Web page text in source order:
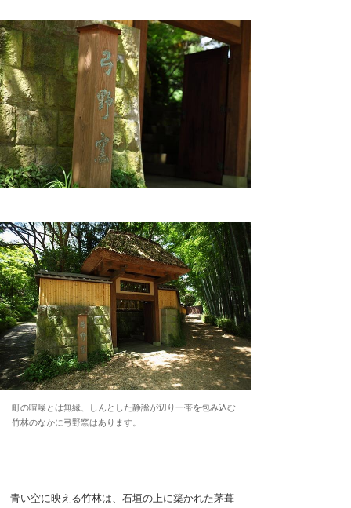
町の喧噪とは無縁、しんとした静謐が辺り一帯を包み込む
竹林のなかに弓野窯はあります。
青い空に映える竹林は、石垣の上に築かれた茅葺